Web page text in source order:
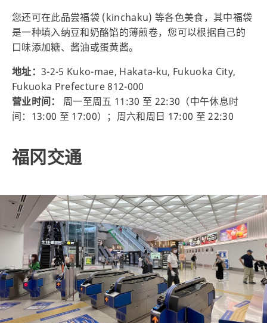
您还可在此品尝福袋 (kinchaku) 等各色美食，其中福袋
是一种填入纳豆和奶酪馅的薄煎卷，您可以根据自己的
口味添加糖、酱油或蛋黄酱。
地址：3-2-5 Kuko-mae, Hakata-ku, Fukuoka City,
Fukuoka Prefecture 812-000
营业时间：
周一至周五 11:30 至 22:30（中午休息时
间：13:00 至 17:00）；周六和周日 17:00 至 22:30
福冈交通